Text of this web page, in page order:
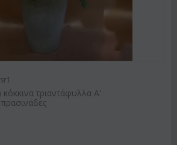
τριαντάφυλλα Α'